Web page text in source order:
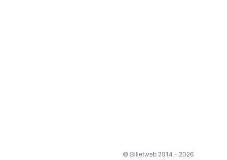
© Billetweb 2014 - 2026